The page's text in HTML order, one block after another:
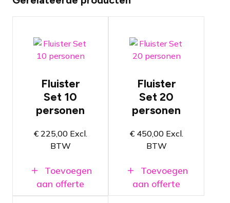
Fluister Set
en 1 zender
Kan gebruikt
rondleiding-,
vertaal- of
tourguide
heel Europa
dankzij 2,4
GHz ISM-
Maximale
gebruiksduur
van 16 uur
Fluister
Set 10
personen
€225,00Excl.
BTW
Toevoegen
aan offerte
Fluister Set
en 1 zender
Kan gebruikt
rondleiding-,
vertaal- of
tourguide
heel Europa
dankzij 2,4
GHz ISM-
Maximale
gebruiksduur
van 16 uur
Fluister
Set 20
personen
€450,00Excl.
BTW
Toevoegen
aan offerte
Fluister Set